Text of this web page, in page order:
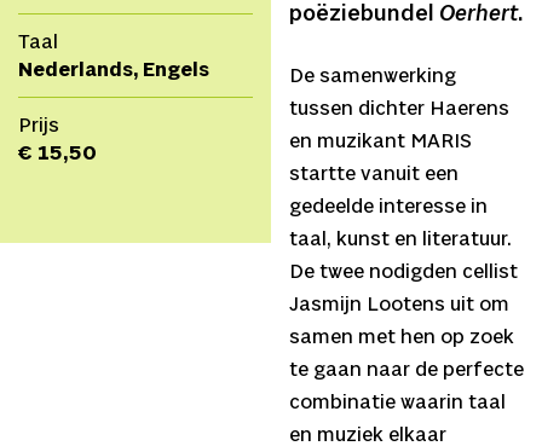
Taal
Nederlands, Engels
Prijs
€ 15,50
poëziebundel Oerhert.
De samenwerking
tussen dichter Haerens
en muzikant MARIS
startte vanuit een
gedeelde interesse in
taal, kunst en literatuur.
De twee nodigden cellist
Jasmijn Lootens uit om
samen met hen op zoek
te gaan naar de perfecte
combinatie waarin taal
en muziek elkaar